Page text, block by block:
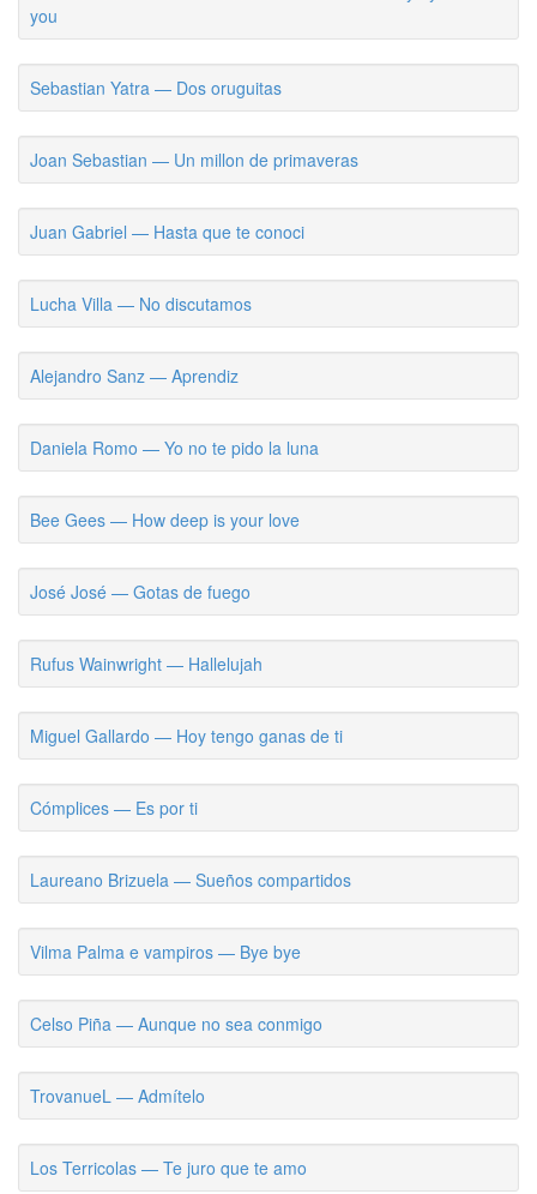
you
Sebastian Yatra — Dos oruguitas
Joan Sebastian — Un millon de primaveras
Juan Gabriel — Hasta que te conoci
Lucha Villa — No discutamos
Alejandro Sanz — Aprendiz
Daniela Romo — Yo no te pido la luna
Bee Gees — How deep is your love
José José — Gotas de fuego
Rufus Wainwright — Hallelujah
Miguel Gallardo — Hoy tengo ganas de ti
Cómplices — Es por ti
Laureano Brizuela — Sueños compartidos
Vilma Palma e vampiros — Bye bye
Celso Piña — Aunque no sea conmigo
TrovanueL — Admítelo
Los Terricolas — Te juro que te amo